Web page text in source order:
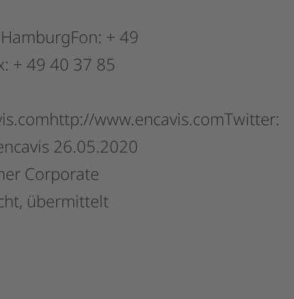
HamburgFon: + 49
+ 49 40 37 85
www.encavis.comTwitter:
26.05.2020
Corporate
übermittelt